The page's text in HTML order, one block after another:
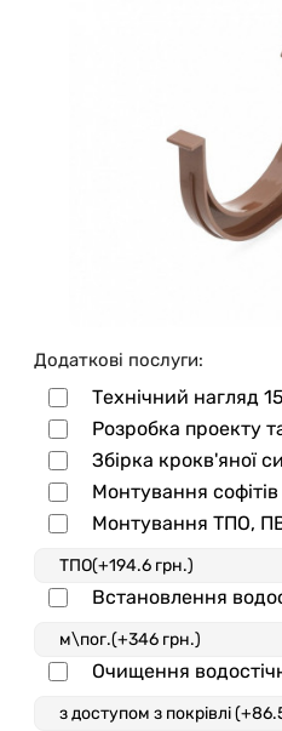
Додаткові послуги:
Технічний нагляд
Розробка проекту
Збірка крокв'яної
Монтування софітів
Монтування ТПО,
Встановлення
Очищення